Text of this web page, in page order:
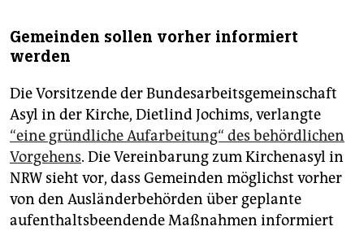
Gemeinden sollen vorher informiert
werden
Die Vorsitzende der Bundesarbeitsgemeinschaft
Asyl in der Kirche, Dietlind Jochims, verlangte
“eine gründliche Aufarbeitung“ des behördlichen
Vorgehens. Die Vereinbarung zum Kirchenasyl in
NRW sieht vor, dass Gemeinden möglichst vorher
von den Ausländerbehörden über geplante
aufenthaltsbeendende Maßnahmen informiert